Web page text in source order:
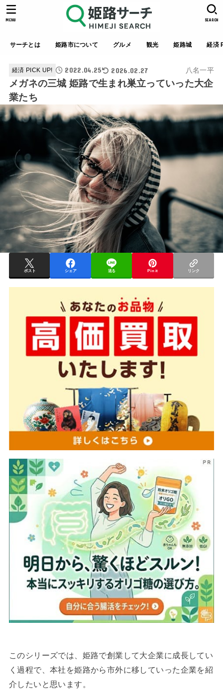
サーチとは 姫路市について グルメ 観光 姫路城 経済
SEARCH
MENU
経済 PICK UP! 2022.04.25 2026.02.27 八名一平
メガネの三城 姫路で生まれ巣立っていった大企
業たち
ポスト シェア 送る Pin it リンク
このシリーズでは、姫路で創業して大企業に成長してい
く過程で、本社を姫路から市外に移していった企業を紹
介したいと思います。